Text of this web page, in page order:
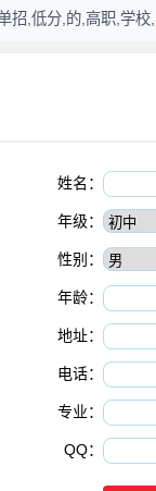
招,低分,的,高职,学校
姓名：
年级：
性别：
年龄：
地址：
电话：
专业：
QQ：